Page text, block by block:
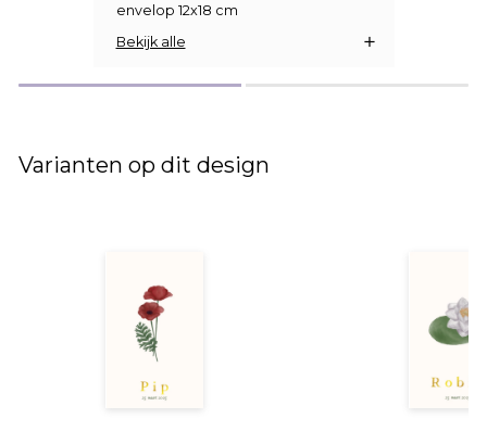
envelop 12x18 cm
Bekijk alle
Varianten op dit design